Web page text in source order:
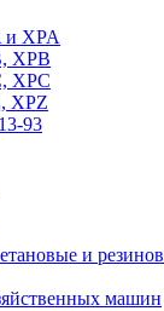
и XPA
XPB
XPC
XPZ
93
и
машин